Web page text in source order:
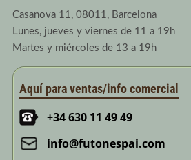
Casanova 11, 08011, Barcelona
Lunes, jueves y viernes de 11 a 19h
Martes y miércoles de 13 a 19h
Aquí para ventas/info comercial
+34 630 11 49 49
info@futonespai.com